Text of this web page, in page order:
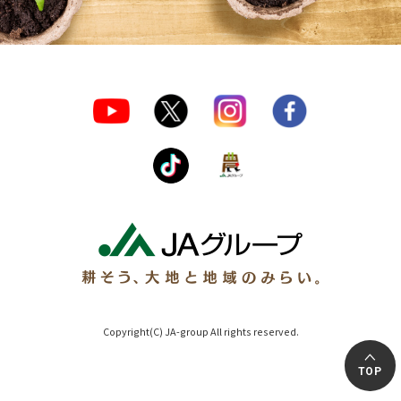
Copyright(C) JA-group All rights reserved.
TOP